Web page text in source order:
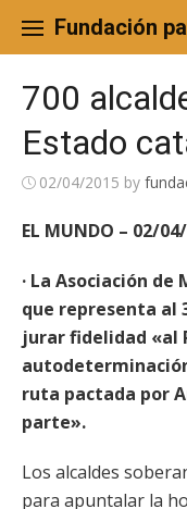
content
Fundación
700
Estado
02/04/2015 by
EL MUNDO – 02/
· La Asociación
que representa al
jurar fidelidad «al
ruta pactada por
parte».
Los alcaldes
para apuntalar la